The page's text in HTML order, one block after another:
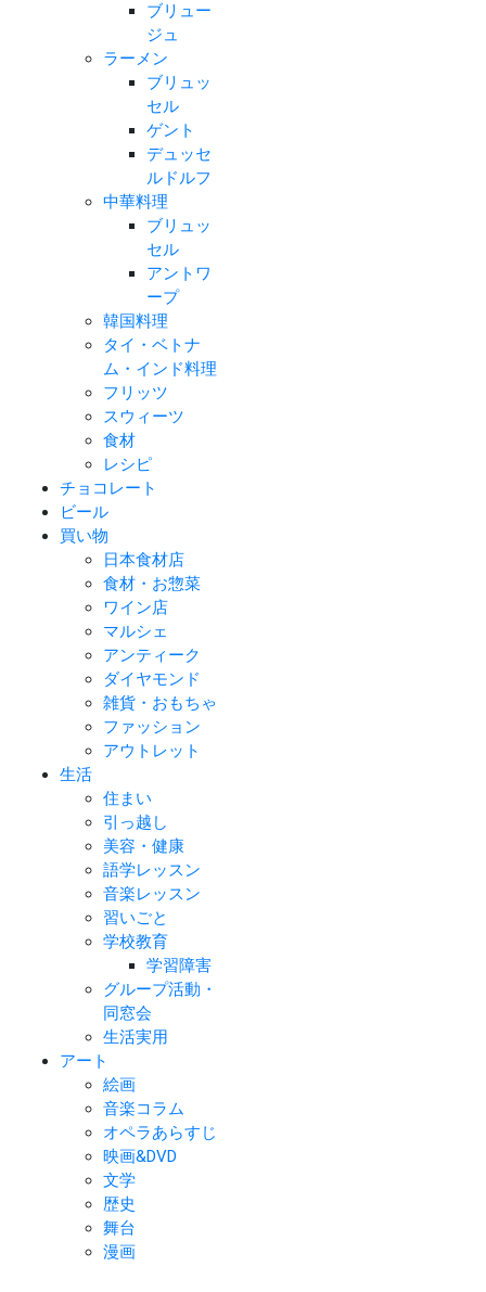
ブリュー
ジュ
ラーメン
ブリュッ
セル
ゲント
デュッセ
ルドルフ
中華料理
ブリュッ
セル
アントワ
ープ
韓国料理
タイ・ベトナ
ム・インド料理
フリッツ
スウィーツ
食材
レシピ
チョコレート
ビール
買い物
日本食材店
食材・お惣菜
ワイン店
マルシェ
アンティーク
ダイヤモンド
雑貨・おもちゃ
ファッション
アウトレット
生活
住まい
引っ越し
美容・健康
語学レッスン
音楽レッスン
習いごと
学校教育
学習障害
グループ活動・
同窓会
生活実用
アート
絵画
音楽コラム
オペラあらすじ
映画&DVD
文学
歴史
舞台
漫画